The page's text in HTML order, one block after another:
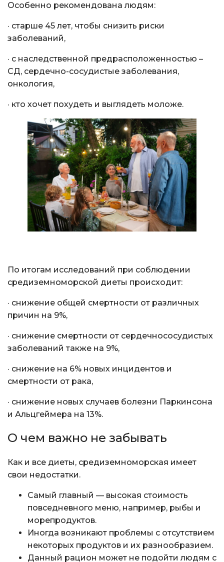
Особенно рекомендована людям:
· старше 45 лет, чтобы снизить риски
заболеваний,
· с наследственной предрасположенностью –
СД, сердечно-сосудистые заболевания,
онкология,
· кто хочет похудеть и выглядеть моложе.
По итогам исследований при соблюдении
средиземноморской диеты происходит:
· снижение общей смертности от различных
причин на 9%,
· снижение смертности от сердечнососудистых
заболеваний также на 9%,
· снижение на 6% новых инцидентов и
смертности от рака,
· снижение новых случаев болезни Паркинсона
и Альцгеймера на 13%.
О чем важно не забывать
Как и все диеты, средиземноморская имеет
свои недостатки.
Самый главный — высокая стоимость
повседневного меню, например, рыбы и
морепродуктов.
Иногда возникают проблемы с отсутствием
некоторых продуктов и их разнообразием.
Данный рацион может не подойти людям с